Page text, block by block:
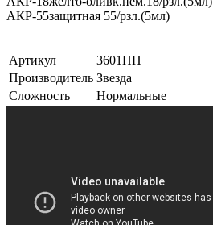
АКР-55защитная 55/рзл.(5мл)
Артикул
3601ПН
Производитель Звезда
Сложность
Нормальные